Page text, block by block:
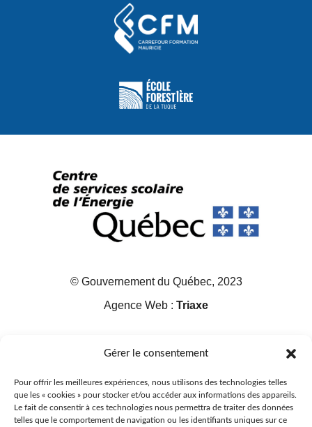
Gérer le consentement
Pour offrir les meilleures expériences, nous utilisons des technologies telles
que les « cookies » pour stocker et/ou accéder aux informations des appareils.
Le fait de consentir à ces technologies nous permettra de traiter des données
telles que le comportement de navigation ou les identifiants uniques sur ce
© Gouvernement du Québec, 2023
Agence Web : Triaxe